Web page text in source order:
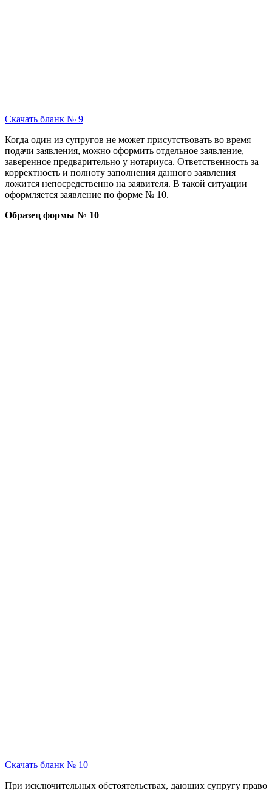
Скачать бланк № 9
Когда один из супругов не может присутствовать во время
подачи заявления, можно оформить отдельное заявление,
заверенное предварительно у нотариуса. Ответственность за
корректность и полноту заполнения данного заявления
ложится непосредственно на заявителя. В такой ситуации
оформляется заявление по форме № 10.
Образец формы № 10
Скачать бланк № 10
При исключительных обстоятельствах, дающих супругу право